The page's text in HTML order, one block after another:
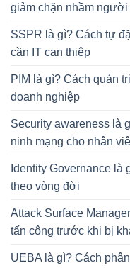
giảm chặn nhầm người
SSPR là gì? Cách tự
cần IT can thiệp
PIM là gì? Cách quản
doanh nghiệp
Security awareness là
ninh mạng cho nhân
Identity Governance là
theo vòng đời
Attack Surface
tấn công trước khi bị
UEBA là gì? Cách